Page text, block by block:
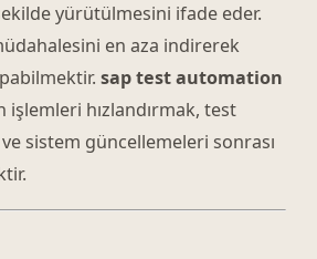
yürütülmesini ifade eder.
en aza indirerek
sap test automation
işlemleri hızlandırmak, test
ve sistem güncellemeleri sonrası